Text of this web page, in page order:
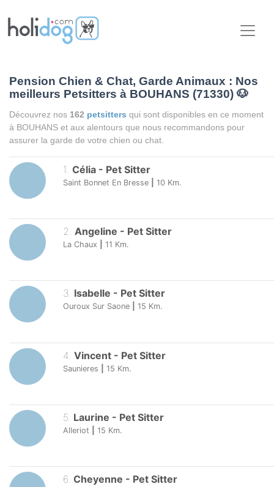
Pension Chien & Chat, Garde Animaux : Nos
meilleurs Petsitters à BOUHANS (71330) 🐶
Découvrez nos 162 petsitters qui sont disponibles en ce moment
à BOUHANS et aux alentours que nous recommandons pour
assurer la garde de votre chien ou chat.
1. Célia - Pet Sitter
Saint Bonnet En Bresse 10 Km.
2. Angeline - Pet Sitter
La Chaux 11 Km.
3. Isabelle - Pet Sitter
Ouroux Sur Saone 15 Km.
4 Vincent - Pet Sitter
Saunieres 15 Km.
5 Laurine - Pet Sitter
Alleriot 15 Km.
6. Cheyenne - Pet Sitter